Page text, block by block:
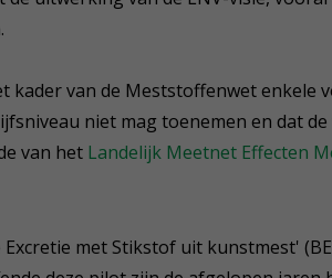
kader van de Meststoffenwet enkele
niet mag toenemen en dat
van het Landelijk Meetnet Effecten
met Stikstof uit kunstmest'